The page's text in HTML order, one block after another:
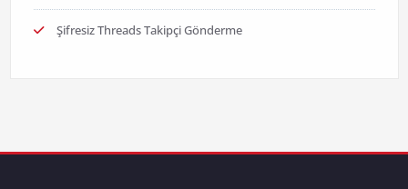
Şifresiz Threads Takipçi Gönderme